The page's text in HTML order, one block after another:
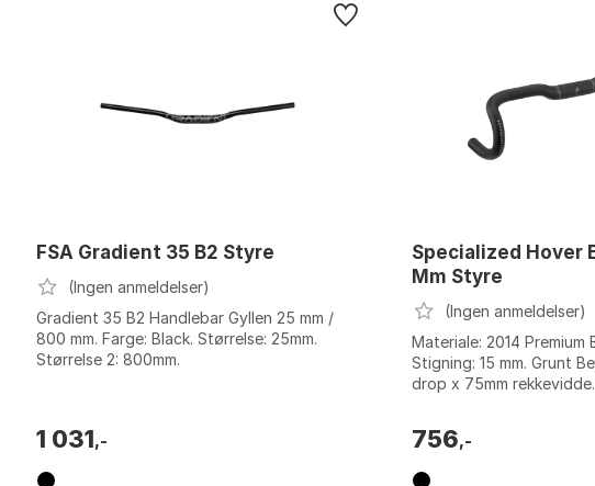
FSA Gradient 35 B2 Styre
(Ingen anmeldelser)
Gradient 35 B2 Handlebar Gyllen 25 mm /
800 mm. Farge: Black. Størrelse: 25mm.
Størrelse 2: 800mm.
1 031,-
Specialized Hover
Mm Styre
(Ingen anmeldelser)
Materiale: 2014 Premium
Stigning: 15 mm. Grunt
drop x 75mm
756,-